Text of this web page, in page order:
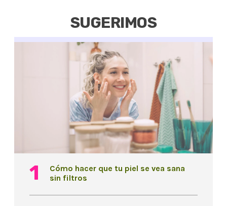
SUGERIMOS
Cómo hacer que tu piel se vea sana
sin filtros